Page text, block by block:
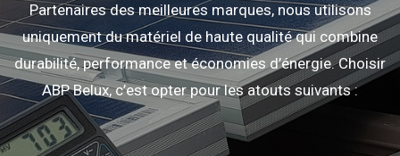
Partenaires des meilleures marques, nous utilisons
uniquement du matériel de haute qualité qui combine
durabilité, performance et économies d’énergie. Choisir
ABP Belux, c’est opter pour les atouts suivants :